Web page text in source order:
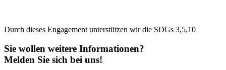
Durch dieses Engagement unterstützen wir die SDGs 3,5,10
Sie wollen weitere Informationen?
Melden Sie sich bei uns!